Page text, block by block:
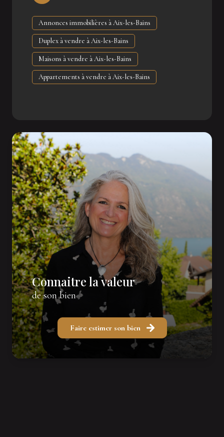
Annonces immobilières à Aix-les-Bains
Duplex à vendre à Aix-les-Bains
Maisons à vendre à Aix-les-Bains
Appartements à vendre à Aix-les-Bains
Connaitre la valeur
de son bien
Faire estimer son bien
d'échanger avec vous et de donner vie à votre projet
immobilier.